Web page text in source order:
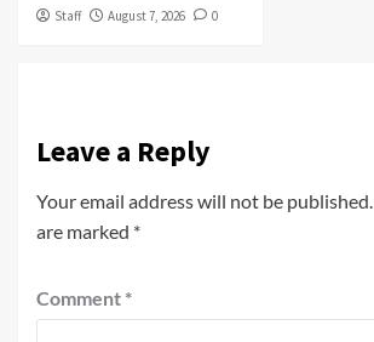
Staff August 7, 2026 0
Leave a Reply
Your email address will not be published.
are marked *
Comment *